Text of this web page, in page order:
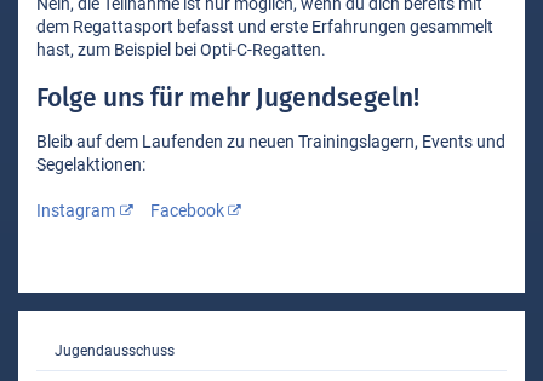
dem Regattasport befasst und erste Erfahrungen gesammelt
hast, zum Beispiel bei Opti-C-Regatten.
Folge uns für mehr Jugendsegeln!
Bleib auf dem Laufenden zu neuen Trainingslagern, Events und
Segelaktionen:
Instagram Facebook
MAIN
Jugendausschuss